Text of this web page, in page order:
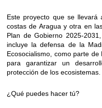
Este proyecto que se
costas de Aragua y otra en
Plan de Gobierno 2025-
incluye la defensa de la
Ecosocialismo, como parte
para garantizar un
protección de los ecosistemas.
¿Qué puedes hacer tú?